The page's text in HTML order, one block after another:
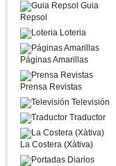
Guia
Repsol
Loteria
Páginas Amarillas
Prensa Revistas
Televisión
Traductor
La Costera (Xàtiva)